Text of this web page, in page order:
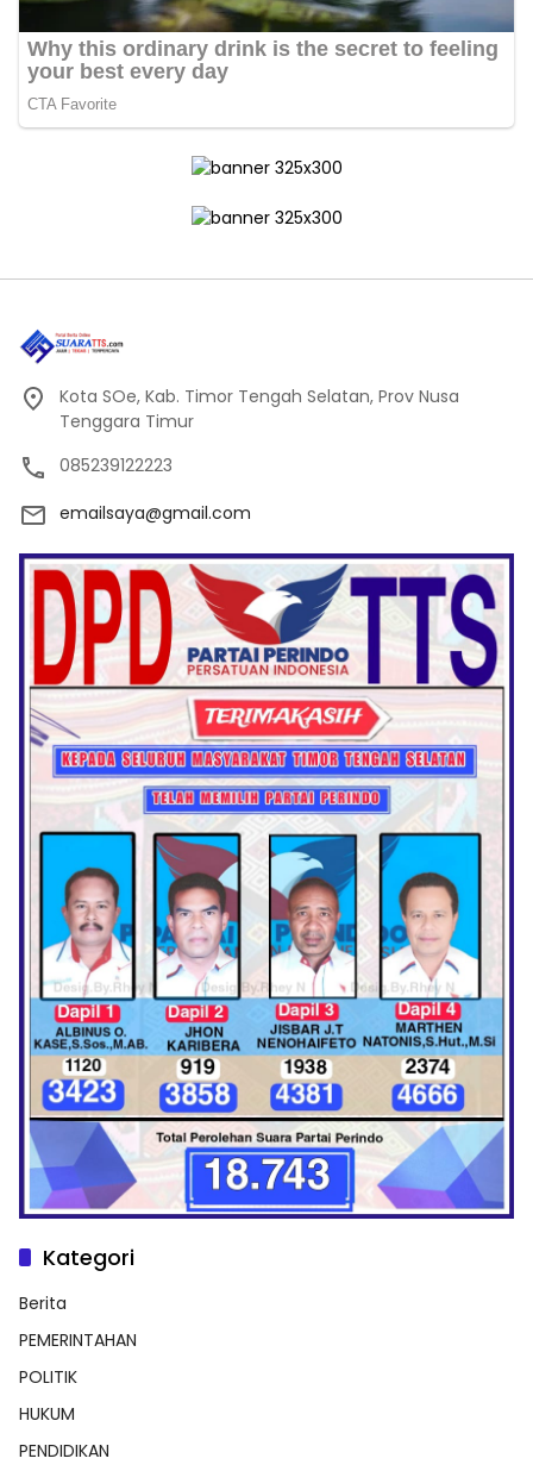
Kota SOe, Kab. Timor Tengah Selatan, Prov Nusa
Tenggara Timur
085239122223
emailsaya@gmail.com
Kategori
Berita
PEMERINTAHAN
POLITIK
HUKUM
PENDIDIKAN